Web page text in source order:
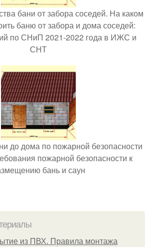
бани от забора соседей. На каком
баню от забора и дома соседей:
по СНиП 2021-2022 года в ИЖС и
СНТ
до дома по пожарной безопасности
пожарной безопасности к
бань и саун
из ПВХ. Правила монтажа